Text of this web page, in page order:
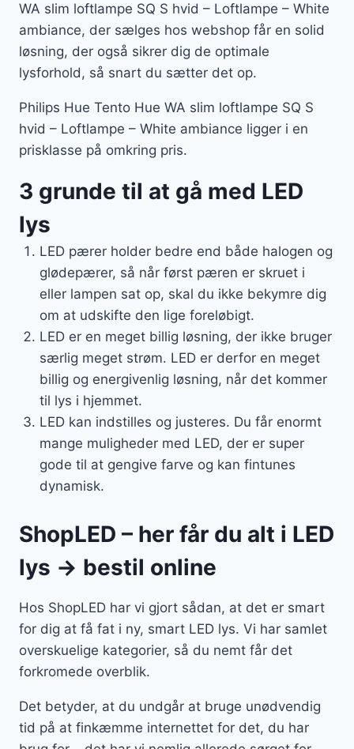
WA slim loftlampe SQ S hvid – Loftlampe – White
ambiance, der sælges hos webshop får en solid
løsning, der også sikrer dig de optimale
lysforhold, så snart du sætter det op.
Philips Hue Tento Hue WA slim loftlampe SQ S
hvid – Loftlampe – White ambiance ligger i en
prisklasse på omkring pris.
3 grunde til at gå med LED
lys
LED pærer holder bedre end både halogen og
glødepærer, så når først pæren er skruet i
eller lampen sat op, skal du ikke bekymre dig
om at udskifte den lige foreløbigt.
LED er en meget billig løsning, der ikke bruger
særlig meget strøm. LED er derfor en meget
billig og energivenlig løsning, når det kommer
til lys i hjemmet.
LED kan indstilles og justeres. Du får enormt
mange muligheder med LED, der er super
gode til at gengive farve og kan fintunes
dynamisk.
ShopLED – her får du alt i LED
lys → bestil online
Hos ShopLED har vi gjort sådan, at det er smart
for dig at få fat i ny, smart LED lys. Vi har samlet
overskuelige kategorier, så du nemt får det
forkromede overblik.
Det betyder, at du undgår at bruge unødvendig
tid på at finkæmme internettet for det, du har